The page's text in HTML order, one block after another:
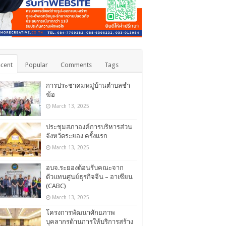
Popular Comments Tags
การประชาคมหมู่บ้านตำบลชำ
ฆ้อ
March 13, 2025
ประชุมสภาองค์การบริหารส่วน
จังหวัดระยอง ครั้งแรก
March 13, 2025
อบจ.ระยองต้อนรับคณะจาก
ตัวแทนศูนย์ธุรกิจจีน – อาเซียน
(CABC)
March 13, 2025
โครงการพัฒนาศักยภาพ
บุคลากรด้านการให้บริการสร้าง